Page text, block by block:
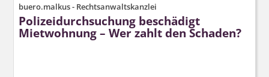
buero.malkus - Rechtsanwaltskanzlei
Polizeidurchsuchung beschädigt
Mietwohnung – Wer zahlt den Schaden?